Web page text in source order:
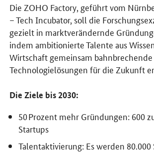
Die ZOHO Factory, geführt vom
– Tech Incubator, soll die
gezielt in marktverändernde
indem ambitionierte Talente aus
Wirtschaft gemeinsam bahnbrechende
Technologielösungen für die Zukunft
Die Ziele bis 2030:
50 Prozent mehr Gründungen: 600
Startups
Talentaktivierung: Es werden